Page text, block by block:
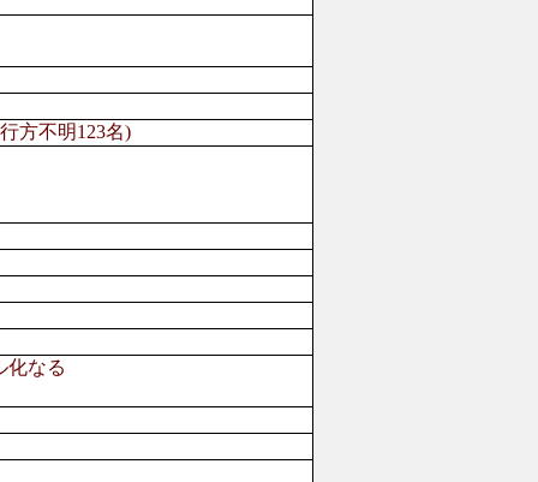
方不明123名)
化なる